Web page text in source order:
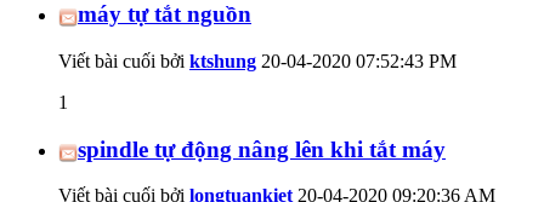
máy tự tắt nguồn
Viết bài cuối bởi ktshung 20-04-2020 07:52:43 PM
1
spindle tự động nâng lên khi tắt máy
Viết bài cuối bởi longtuankiet20-04-2020 09:20:36 AM